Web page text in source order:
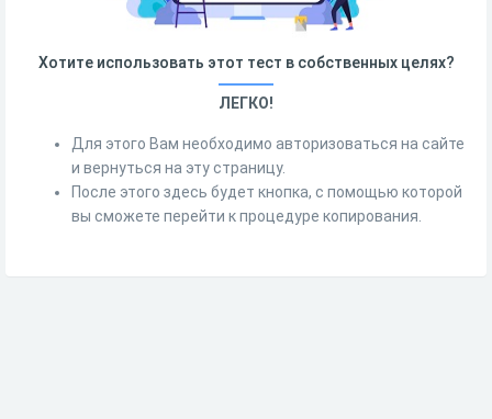
Хотите использовать этот тест в собственных целях?
ЛЕГКО!
Для этого Вам необходимо авторизоваться на сайте
и вернуться на эту страницу.
После этого здесь будет кнопка, с помощью которой
вы сможете перейти к процедуре копирования.